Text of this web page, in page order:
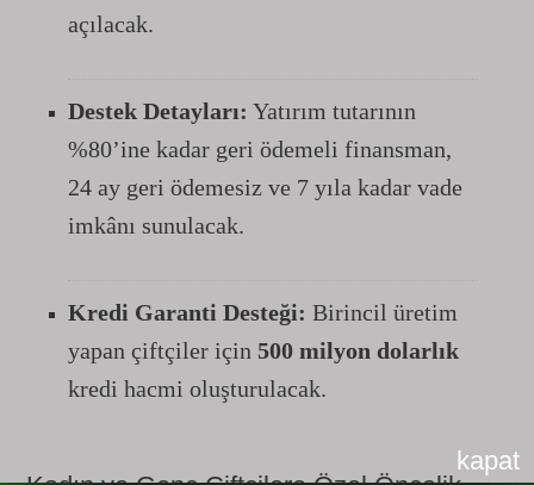
kapat
açılacak.
Destek Detayları: Yatırım tutarının
%80’ine kadar geri ödemeli finansman,
24 ay geri ödemesiz ve 7 yıla kadar vade
imkânı sunulacak.
Kredi Garanti Desteği: Birincil üretim
yapan çiftçiler için 500 milyon dolarlık
kredi hacmi oluşturulacak.